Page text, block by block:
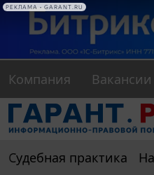
Компания Вакансии
Судебная практика
РЕКЛАМА • GARANT.RU